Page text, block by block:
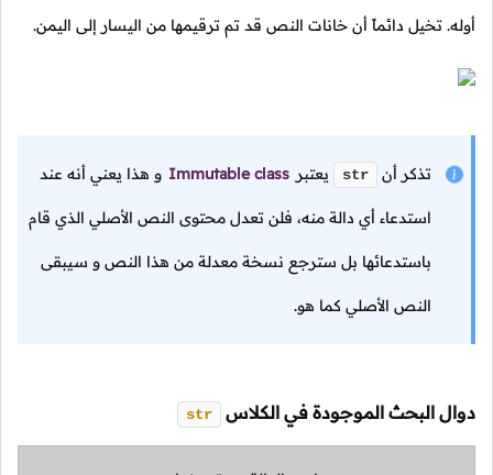
أوله. تخيل دائماً أن خانات النص قد تم ترقيمها من اليسار إلى اليمن.
تذكر أن str يعتبر Immutable class و هذا يعني أنه عند
استدعاء أي دالة منه، فلن تعدل محتوى النص الأصلي الذي قام
باستدعائها بل سترجع نسخة معدلة من هذا النص و سيبقى
النص الأصلي كما هو.
دوال البحث الموجودة في الكلاس str